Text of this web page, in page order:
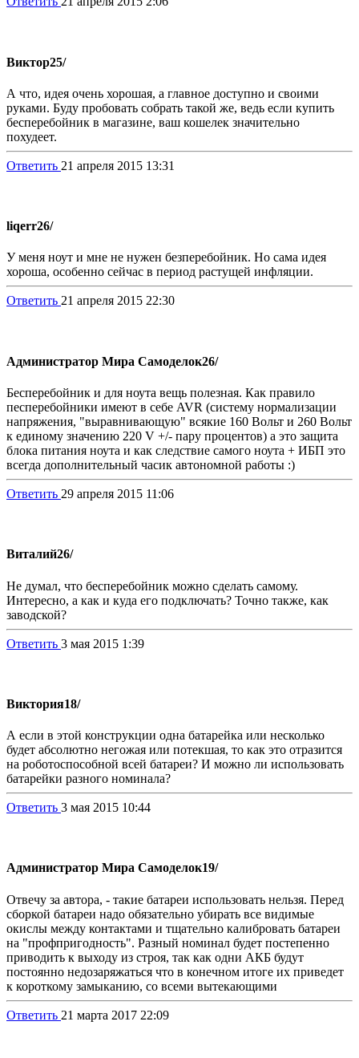
Виктор25/
А что, идея очень хорошая, а главное доступно и своими
руками. Буду пробовать собрать такой же, ведь если купить
бесперебойник в магазине, ваш кошелек значительно
похудеет.
Ответить 21 апреля 2015 13:31
liqerr26/
У меня ноут и мне не нужен безперебойник. Но сама идея
хороша, особенно сейчас в период растущей инфляции.
Ответить 21 апреля 2015 22:30
Администратор Мира Самоделок26/
Бесперебойник и для ноута вещь полезная. Как правило
песперебойники имеют в себе AVR (систему нормализации
напряжения, "выравнивающую" всякие 160 Вольт и 260 Вольт
к единому значению 220 V +/- пару процентов) а это защита
блока питания ноута и как следствие самого ноута + ИБП это
всегда дополнительный часик автономной работы :)
Ответить 29 апреля 2015 11:06
Виталий26/
Не думал, что бесперебойник можно сделать самому.
Интересно, а как и куда его подключать? Точно также, как
заводской?
Ответить 3 мая 2015 1:39
Виктория18/
А если в этой конструкции одна батарейка или несколько
будет абсолютно негожая или потекшая, то как это отразится
на роботоспособной всей батареи? И можно ли использовать
батарейки разного номинала?
Ответить 3 мая 2015 10:44
Администратор Мира Самоделок19/
Отвечу за автора, - такие батареи использовать нельзя. Перед
сборкой батареи надо обязательно убирать все видимые
окислы между контактами и тщательно калибровать батареи
на "профпригодность". Разный номинал будет постепенно
приводить к выходу из строя, так как одни АКБ будут
постоянно недозаряжаться что в конечном итоге их приведет
к короткому замыканию, со всеми вытекающими
Ответить 21 марта 2017 22:09